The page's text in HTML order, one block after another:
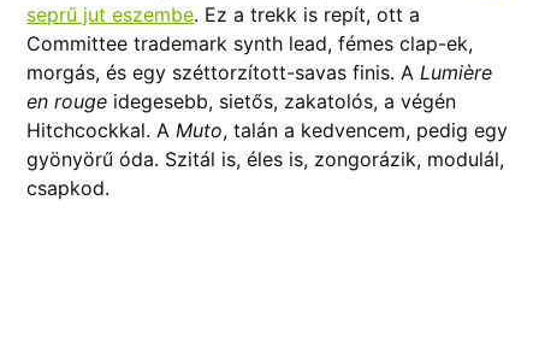
seprű jut eszembe. Ez a trekk is repít, ott a
Committee trademark synth lead, fémes clap-ek,
morgás, és egy széttorzított-savas finis. A Lumière
en rouge idegesebb, sietős, zakatolós, a végén
Hitchcockkal. A Muto, talán a kedvencem, pedig egy
gyönyörű óda. Szitál is, éles is, zongorázik, modulál,
csapkod.